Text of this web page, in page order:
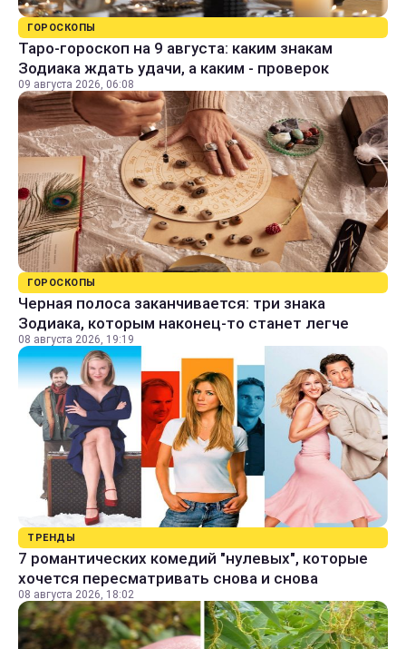
ГОРОСКОПЫ
Таро-гороскоп на 9 августа: каким знакам
Зодиака ждать удачи, а каким - проверок
09 августа 2026, 06:08
ГОРОСКОПЫ
Черная полоса заканчивается: три знака
Зодиака, которым наконец-то станет легче
08 августа 2026, 19:19
ТРЕНДЫ
7 романтических комедий "нулевых", которые
хочется пересматривать снова и снова
08 августа 2026, 18:02